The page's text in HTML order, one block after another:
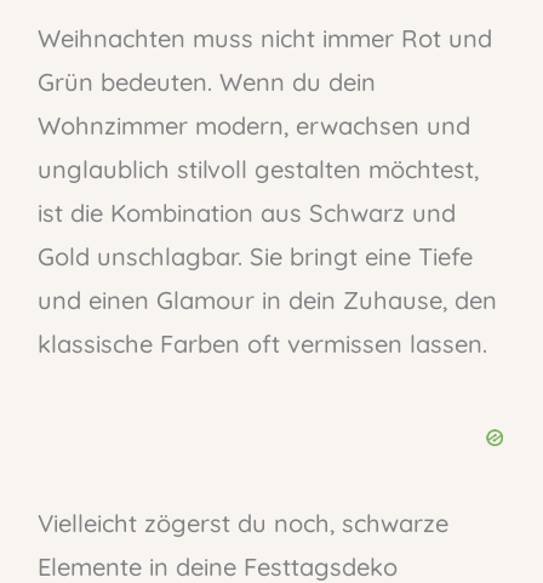
Weihnachten muss nicht immer Rot und
Grün bedeuten. Wenn du dein
Wohnzimmer modern, erwachsen und
unglaublich stilvoll gestalten möchtest,
ist die Kombination aus Schwarz und
Gold unschlagbar. Sie bringt eine Tiefe
und einen Glamour in dein Zuhause, den
klassische Farben oft vermissen lassen.
Vielleicht zögerst du noch, schwarze
Elemente in deine Festtagsdeko